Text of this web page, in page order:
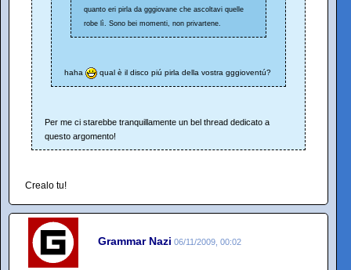
quanto eri pirla da gggiovane che ascoltavi quelle
robe lì. Sono bei momenti, non privartene.
haha qual è il disco piú pirla della vostra gggioventú?
Per me ci starebbe tranquillamente un bel thread dedicato a
questo argomento!
Crealo tu!
Grammar Nazi 06/11/2009, 00:02